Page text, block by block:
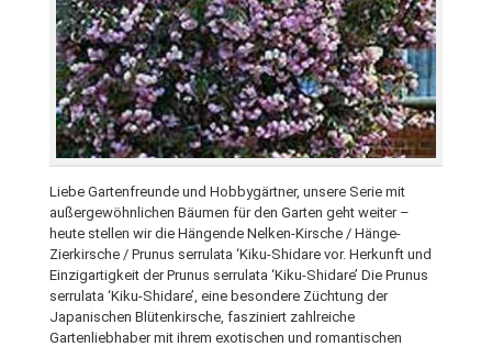
Liebe Gartenfreunde und Hobbygärtner, unsere Serie mit
außergewöhnlichen Bäumen für den Garten geht weiter –
heute stellen wir die Hängende Nelken-Kirsche / Hänge-
Zierkirsche / Prunus serrulata ‘Kiku-Shidare vor. Herkunft und
Einzigartigkeit der Prunus serrulata ‘Kiku-Shidare’ Die Prunus
serrulata ‘Kiku-Shidare’, eine besondere Züchtung der
Japanischen Blütenkirsche, fasziniert zahlreiche
Gartenliebhaber mit ihrem exotischen und romantischen